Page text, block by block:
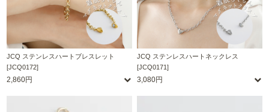
JCQ ステンレスハートブレスレット
[JCQ0172]
2,860円
JCQ ステンレスハートネックレス
[JCQ0171]
3,080円